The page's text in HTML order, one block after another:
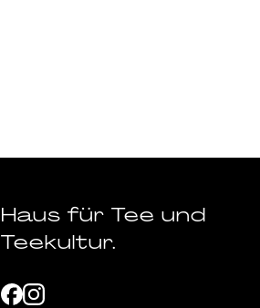
Haus für Tee und
Teekultur.